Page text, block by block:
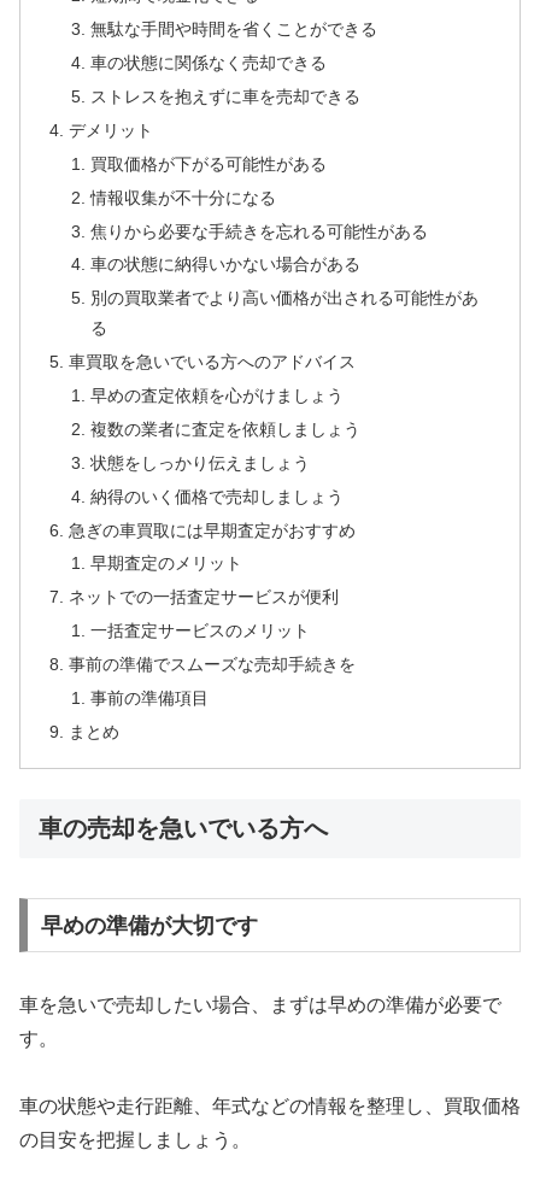
無駄な手間や時間を省くことができる
車の状態に関係なく売却できる
ストレスを抱えずに車を売却できる
デメリット
買取価格が下がる可能性がある
情報収集が不十分になる
焦りから必要な手続きを忘れる可能性がある
車の状態に納得いかない場合がある
別の買取業者でより高い価格が出される可能性があ
る
車買取を急いでいる方へのアドバイス
早めの査定依頼を心がけましょう
複数の業者に査定を依頼しましょう
状態をしっかり伝えましょう
納得のいく価格で売却しましょう
急ぎの車買取には早期査定がおすすめ
早期査定のメリット
ネットでの一括査定サービスが便利
一括査定サービスのメリット
事前の準備でスムーズな売却手続きを
事前の準備項目
まとめ
車の売却を急いでいる方へ
早めの準備が大切です
車を急いで売却したい場合、まずは早めの準備が必要で
す。
車の状態や走行距離、年式などの情報を整理し、買取価格
の目安を把握しましょう。